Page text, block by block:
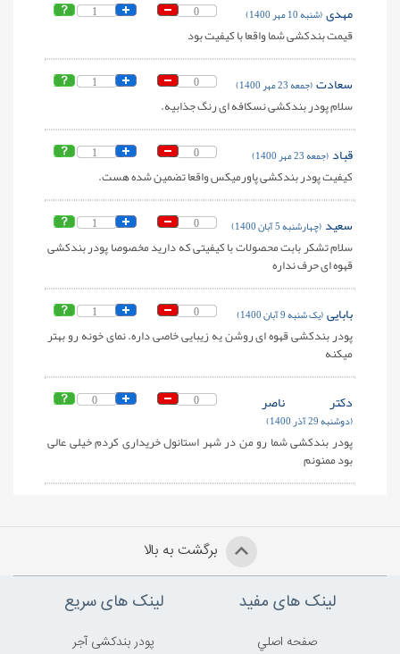
1 0 مهدی(شنبه 10 مهر 1400)
قیمت بندکشی شما واقعا با کیفیت بود
1 0 سعادت(جمعه 23 مهر 1400)
سلام پودر بندکشی نسکافه ای رنگ جذابیه.
1 0 قباد (جمعه 23 مهر 1400)
کیفیت پودر بندکشی پاورمیکس واقعا تضمین شده هست.
1 0 سعید (چهارشنبه 5 آبان 1400)
سلام تشکر بابت محصولات با کیفیتی که دارید مخصوصا پودر بندکشی
قهوه ای حرف نداره
1 0 بابایی(یک شنبه 9 آبان 1400)
پودر بندکشی قهوه ای روشن یه زیبایی خاصی داره. نمای خونه رو بهتر
میکنه
0 0 دکتر ناصر
(دوشنبه 29 آذر 1400)
پودر بندکشی شما رو من در شهر استانول خریداری کردم خیلی عالی
بود ممنونم
برگشت به بالا
لینک های مفید
صفحه اصلي
لینک های سریع
پودر بندکشی آجر